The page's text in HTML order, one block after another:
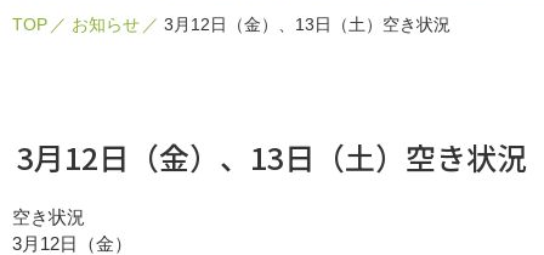
TOP お知らせ 3月12日（金）、13日（土）空き状況
3月12日（金）、13日（土）空き状況
空き状況
3月12日（金）